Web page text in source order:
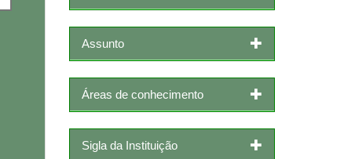
Assunto
Áreas de conhecimento
Sigla da Instituição